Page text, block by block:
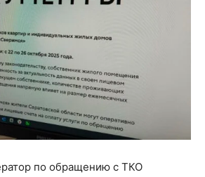
по обращению с ТКО